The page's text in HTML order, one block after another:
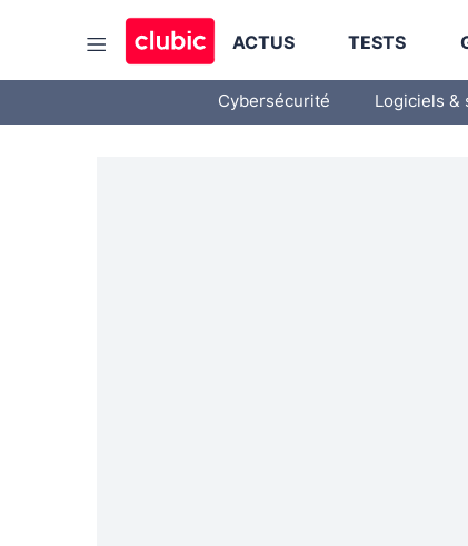
ACTUS TESTS
Cybersécurité Logiciels &